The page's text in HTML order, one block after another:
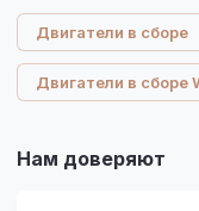
Двигатели в сборе
Двигатели в сборе
Нам доверяют